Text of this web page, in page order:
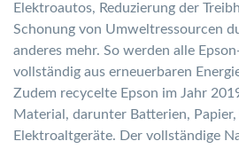
Elektroautos, Reduzierung der
Schonung von Umweltressourcen
anderes mehr. So werden alle
vollständig aus erneuerbaren
Zudem recycelte Epson im Jahr
Material, darunter Batterien,
Elektroaltgeräte. Der vollständige